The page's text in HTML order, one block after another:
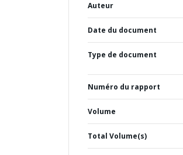
Auteur
Date du document
Type de document
Numéro du rapport
Volume
Total Volume(s)